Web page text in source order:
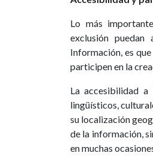
Lo más
exclusión
Información, es
participen en la
La accesibilidad a
lingüísticos,
su localización
de la información,
en muchas